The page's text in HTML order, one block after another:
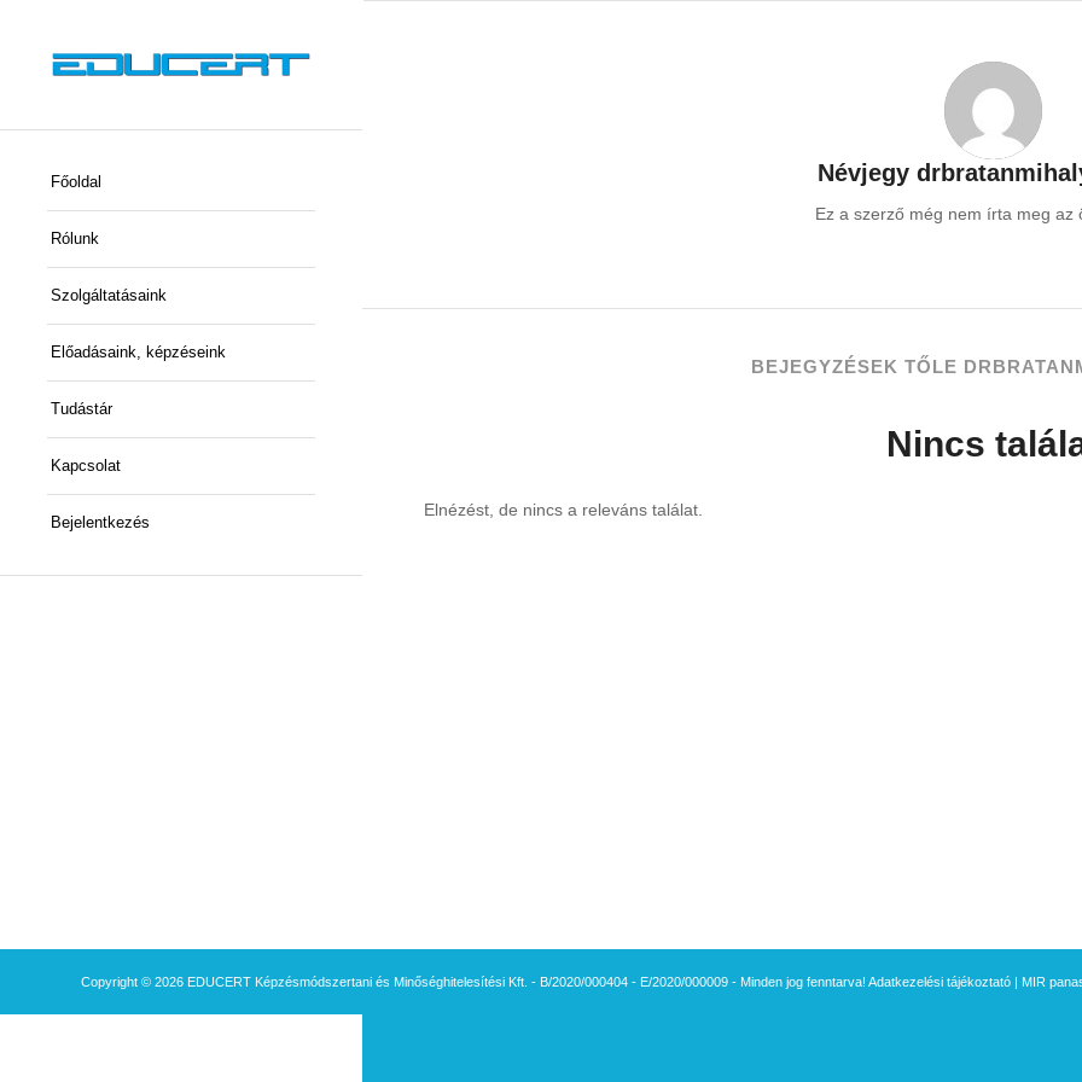
Főoldal
Rólunk
Szolgáltatásaink
Előadásaink, képzéseink
Tudástár
Kapcsolat
Bejelentkezés
Névjegy
Ez a szerző még nem írta meg az
BEJEGYZÉSEK TŐLE
Nincs
Elnézést, de nincs a releváns találat.
Copyright © 2026 EDUCERT Képzésmódszertani és Minőséghitelesítési Kft. - B/2020/000404 - E/2020/000009 - Minden jog fenntarva! Adatkezelési tájékoztató | MIR